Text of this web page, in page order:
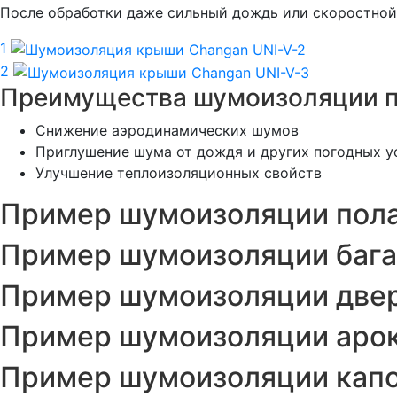
После обработки даже сильный дождь или
1
2
Преимущества шумоизоляции
Снижение аэродинамических шумов
Приглушение шума от дождя и других погодных
Улучшение теплоизоляционных свойств
Пример шумоизоляции
Пример шумоизоляции
Пример шумоизоляции
Пример шумоизоляции
Пример шумоизоляции